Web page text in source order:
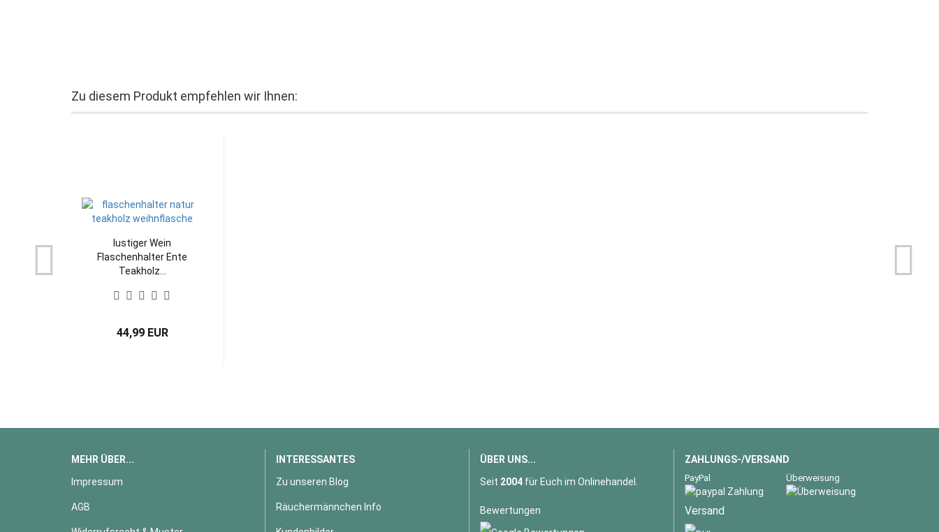
Zu diesem Produkt empfehlen wir Ihnen:
lustiger Wein
Flaschenhalter Ente
Teakholz...
44,99 EUR
MEHR ÜBER...
Impressum
AGB
INTERESSANTES
Zu unseren Blog
Räuchermännchen Info
ÜBER UNS...
Seit 2004 für Euch im Onlinehandel.
Bewertungen
ZAHLUNGS-/VERSAND
PayPal Überweisung
Versand